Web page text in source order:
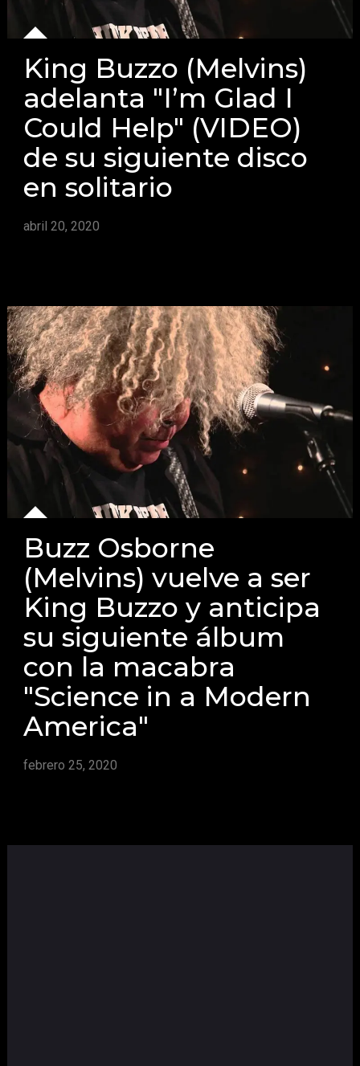
King Buzzo (Melvins)
adelanta "I’m Glad I
Could Help" (VIDEO)
de su siguiente disco
en solitario
abril 20, 2020
Buzz Osborne
(Melvins) vuelve a ser
King Buzzo y anticipa
su siguiente álbum
con la macabra
"Science in a Modern
America"
febrero 25, 2020